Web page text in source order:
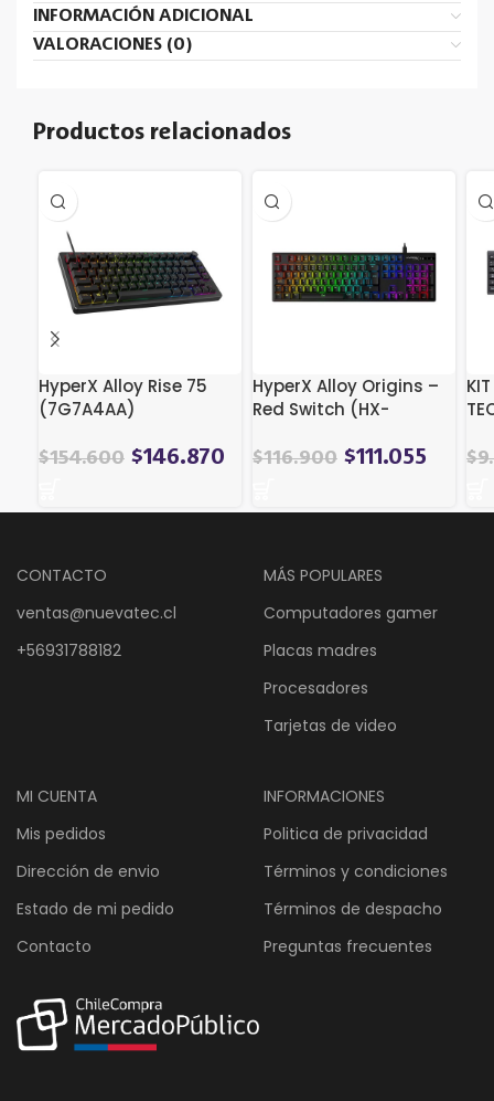
INFORMACIÓN ADICIONAL
VALORACIONES (0)
Productos relacionados
HyperX Alloy Rise 75
(7G7A4AA)
$154.600 $146.870
HyperX Alloy Origins –
Red Switch (HX-
$116.900 $111.055 $
CONTACTO
ventas@nuevatec.cl
+56931788182
MÁS POPULARES
Computadores gamer
Placas madres
Procesadores
Tarjetas de video
MI CUENTA
Mis pedidos
Dirección de envio
Estado de mi pedido
Contacto
INFORMACIONES
Politica de privacidad
Términos y condiciones
Términos de despacho
Preguntas frecuentes